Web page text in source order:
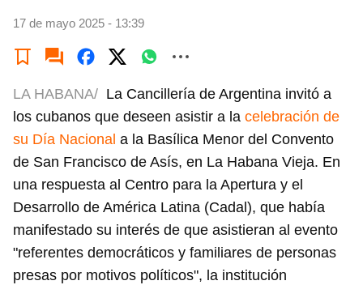
17 de mayo 2025 - 13:39
LA HABANA/ La Cancillería de Argentina invitó a
los cubanos que deseen asistir a la celebración de
su Día Nacional a la Basílica Menor del Convento
de San Francisco de Asís, en La Habana Vieja. En
una respuesta al Centro para la Apertura y el
Desarrollo de América Latina (Cadal), que había
manifestado su interés de que asistieran al evento
"referentes democráticos y familiares de personas
presas por motivos políticos", la institución